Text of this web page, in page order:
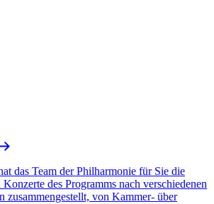
das Team der Philharmonie für Sie die
Konzerte des Programms nach verschiedenen
zusammengestellt, von Kammer- über